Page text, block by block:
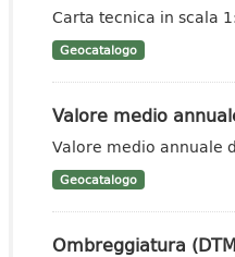
Carta tecnica in scala
Geocatalogo
Valore medio
Valore medio annuale
Geocatalogo
Ombreggiatura